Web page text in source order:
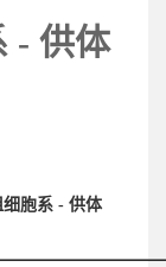
- 供体
胞系 - 供体